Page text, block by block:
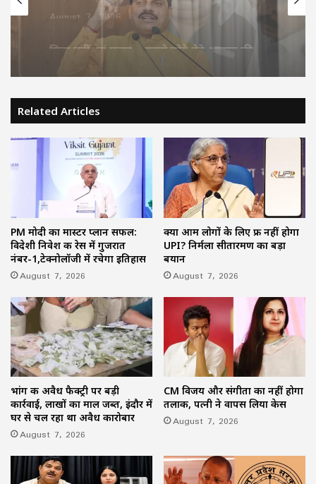
August 7, 2026
शिकायतें सुनते ही एक्शन में CM मोहन यादव,
CMHO समेत 3 अधिकारियों को किया सस्पेंड
Related Articles
PM मोदी का मास्टर प्लान सफल:
विदेशी निवेश की रेस में गुजरात
नंबर-1,टेक्नोलॉजी में रचेगा इतिहास
August 7, 2026
क्या आम लोगों के लिए फ्री नहीं होगा
UPI? निर्मला सीतारमण का बड़ा
बयान
August 7, 2026
भांग की अवैध फैक्ट्री पर बड़ी
कार्रवाई, लाखों का माल जब्त, इंदौर में
घर से चल रहा था अवैध कारोबार
August 7, 2026
CM विजय और संगीता का नहीं होगा
तलाक, पत्नी ने वापस लिया केस
August 7, 2026